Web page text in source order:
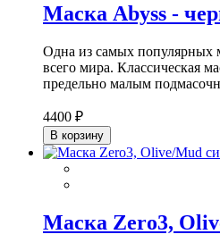
Маска Abyss -
Одна из самых популярных
всего мира. Классическая
предельно малым
4400 ₽
В корзину
Маска Zero3,